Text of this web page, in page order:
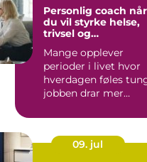
Personlig coach når
du vil styrke helse,
trivsel og
Mange opplever
perioder i livet hvor
hverdagen føles
jobben drar mer
eller...
09. jul